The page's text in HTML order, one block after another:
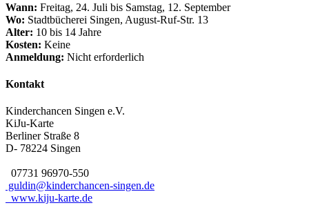
Wann: Freitag, 24. Juli bis Samstag, 12. September
Wo: Stadtbücherei Singen, August-Ruf-Str. 13
Alter: 10 bis 14 Jahre
Kosten: Keine
Anmeldung: Nicht erforderlich
Kontakt
Kinderchancen Singen e.V.
KiJu-Karte
Berliner Straße 8
D- 78224 Singen
07731 96970-550
guldin@kinderchancen-singen.de
www.kiju-karte.de